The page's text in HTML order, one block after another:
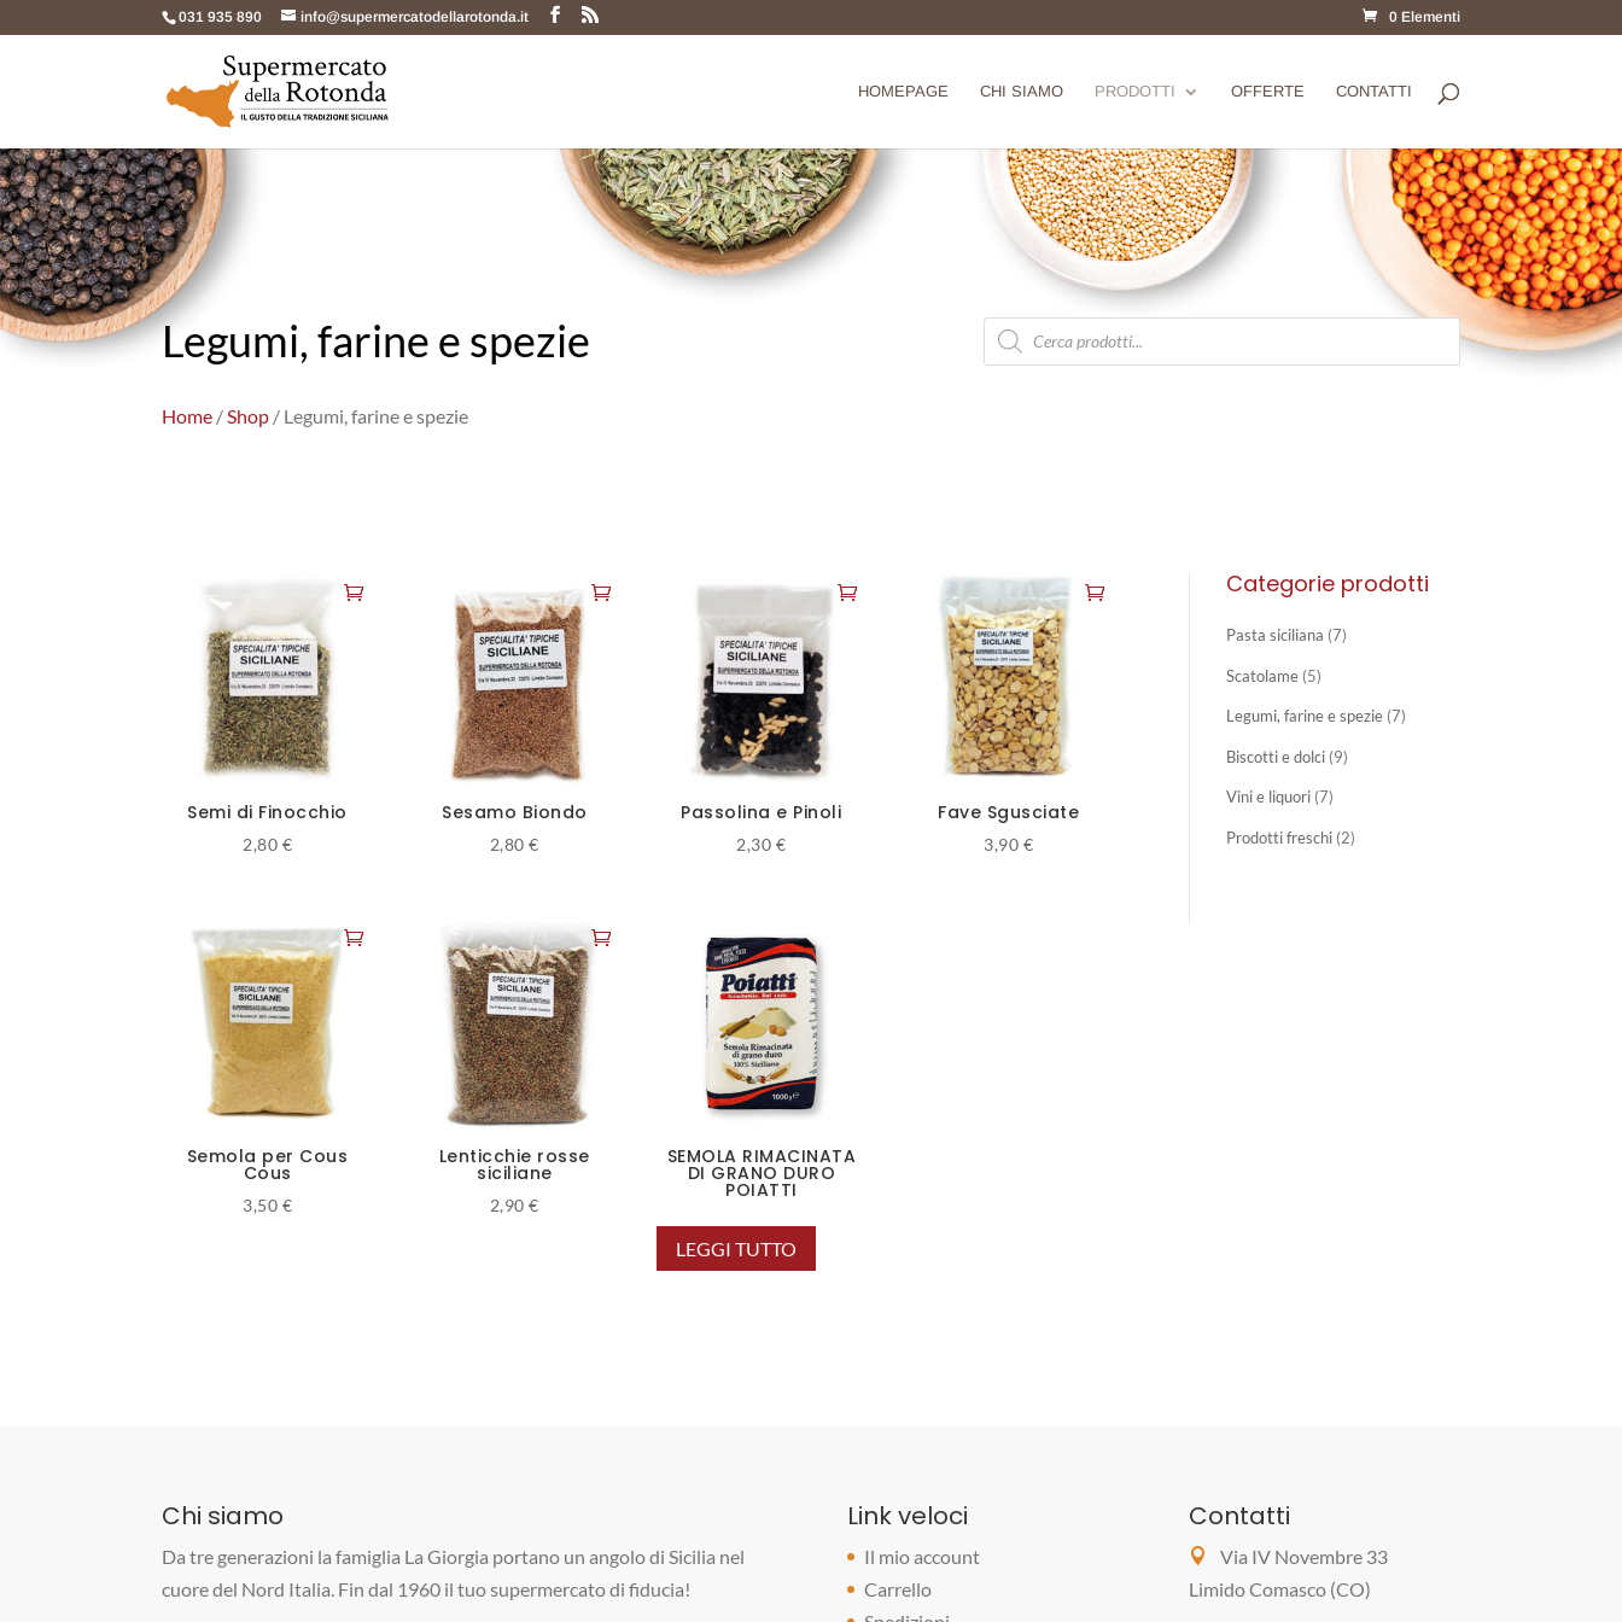
031 935 890 info@supermercatodellarotonda.it 0 Elementi
HOMEPAGE CHI SIAMO PRODOTTI OFFERTE CONTATTI
Legumi, farine e spezie
Home /Shop / Legumi, farine e spezie
Products
search
Semi di Finocchio
2,80 €
Sesamo Biondo
2,80€
Passolina e Pinoli
2,30 €
Fave Sgusciate
3,90 €
Semola per Cous
Cous
3,50 €
Lenticchie rosse
siciliane
2,90€
SEMOLA RIMACINATA
DI GRANO DURO
POIATTI
LEGGI TUTTO
Categorie prodotti
Pasta siciliana (7)
Scatolame (5)
Legumi, farine e spezie (7)
Biscotti e dolci (9)
Vini e liquori (7)
Prodotti freschi (2)
Chi siamo
Da tre generazioni la famiglia La Giorgia portano un angolo di Sicilia nel
cuore del Nord Italia. Fin dal 1960 il tuo supermercato di fiducia!
Link veloci
Il mio account
Carrello
Contatti
Via IV Novembre 33
Limido Comasco (CO)